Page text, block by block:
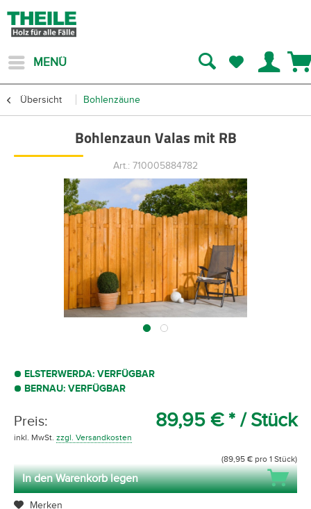
MENÜ
Übersicht Bohlenzäune
Bohlenzaun Valas mit RB
Art.: 710005884782
ELSTERWERDA: VERFÜGBAR
BERNAU: VERFÜGBAR
Preis: 89,95 € * / Stück
inkl. MwSt. zzgl. Versandkosten
(89,95 € pro 1 Stück)
In den Warenkorb legen
Merken